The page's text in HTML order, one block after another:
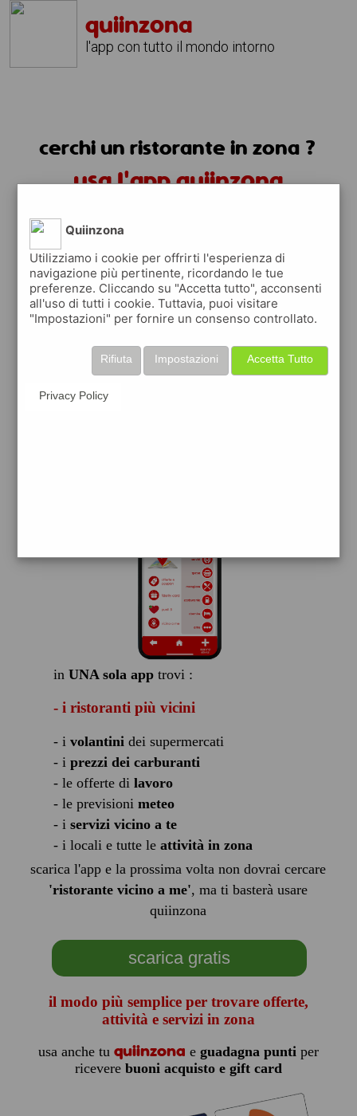
quiinzona
l'app con tutto il mondo intorno
cerchi un ristorante in zona ?
usa l'app quiinzona
ristoranti in zona
trovi i ristoranti più vicino a te e tutti i
posti dove mangiare vicino a te
in UNA sola apptrovi :
- i ristoranti più vicini
- i volantinidei supermercati
- i prezzi dei carburanti
- le offerte di lavoro
- le previsioni meteo
- i servizi vicino a te
- i locali e tutte le attività in zona
scarica l'app e la prossima volta non dovrai cercare
'ristorante vicino a me', ma ti basterà usare
quiinzona
scarica gratis
il modo più semplice per trovare offerte,
attività e servizi in zona
usa anche tu quiinzona e guadagna puntiper
ricevere buoni acquisto e gift card
Quiinzona
Utilizziamo i cookie per offrirti l'esperienza di
navigazione più pertinente, ricordando le tue
preferenze. Cliccando su "Accetta tutto", acconsenti
all'uso di tutti i cookie. Tuttavia, puoi visitare
"Impostazioni" per fornire un consenso controllato.
Accetta Tutto
Impostazioni
Rifiuta
Privacy Policy